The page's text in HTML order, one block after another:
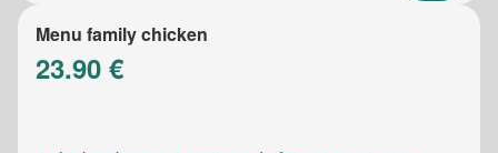
Menu family chicken
23.90 €